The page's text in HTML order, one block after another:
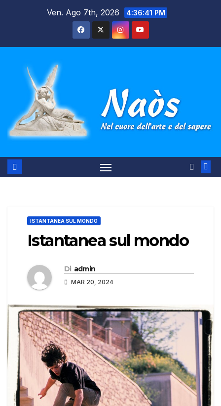
Ven. Ago 7th, 2026 4:36:42 PM
ISTANTANEA SUL MONDO
Istantanea sul mondo
Di admin
MAR 20, 2024